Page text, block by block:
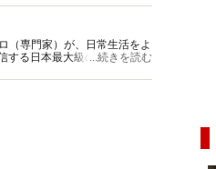
（専門家）が、日常生活をよ
する日本最大級の総合情報サ
...続きを読む